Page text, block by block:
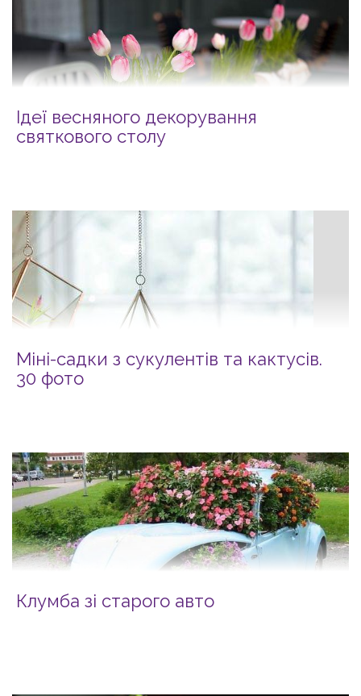
Ідеї весняного декорування
святкового столу
Міні-садки з сукулентів та кактусів.
30 фото
Клумба зі старого авто